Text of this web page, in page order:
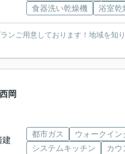
食器洗い乾燥機
浴室乾
ンご用意しております！地域を知
岡
建
都市ガス
ウォークイン
システムキッチン
カウ